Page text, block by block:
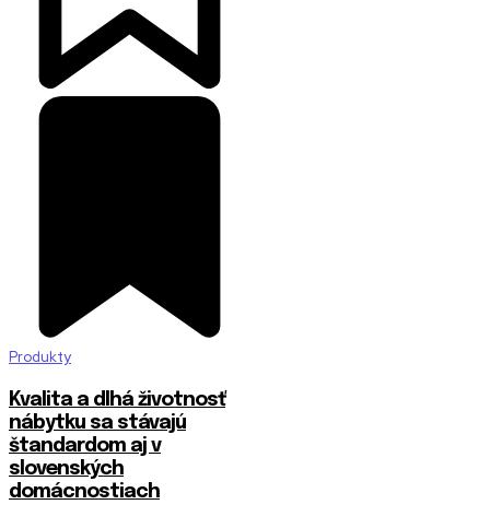
Produkty
​Kvalita a dlhá životnosť
nábytku sa stávajú
štandardom aj v
slovenských
domácnostiach